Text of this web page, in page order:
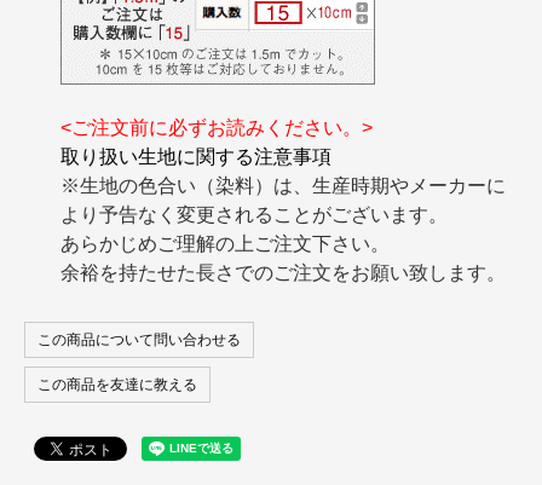
<ご注文前に必ずお読みください。>
取り扱い生地に関する注意事項
※生地の色合い（染料）は、生産時期やメーカーに
より予告なく変更されることがございます。
あらかじめご理解の上ご注文下さい。
余裕を持たせた長さでのご注文をお願い致します。
この商品について問い合わせる
この商品を友達に教える